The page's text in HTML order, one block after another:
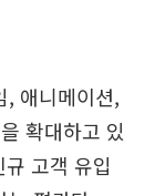
, 애니메이션,
확대하고 있
고객 유입